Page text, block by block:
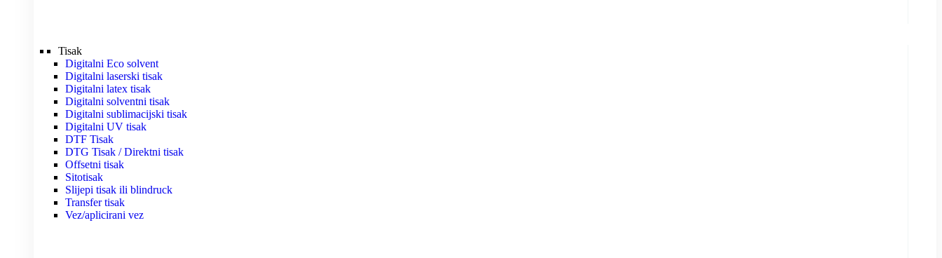
Tisak
Digitalni Eco solvent
Digitalni laserski tisak
Digitalni latex tisak
Digitalni solventni tisak
Digitalni sublimacijski tisak
Digitalni UV tisak
DTF Tisak
DTG Tisak / Direktni tisak
Offsetni tisak
Sitotisak
Slijepi tisak ili blindruck
Transfer tisak
Vez/aplicirani vez